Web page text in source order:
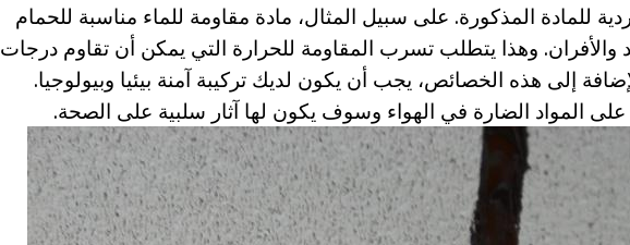
للمادة المذكورة. على سبيل المثال، مادة مقاومة للماء مناسبة للحمام
والأفران. وهذا يتطلب تسرب المقاومة للحرارة التي يمكن أن تقاوم درجات
إلى هذه الخصائص، يجب أن يكون لديك تركيبة آمنة بيئيا وبيولوجيا.
المواد الضارة في الهواء وسوف يكون لها آثار سلبية على الصحة.